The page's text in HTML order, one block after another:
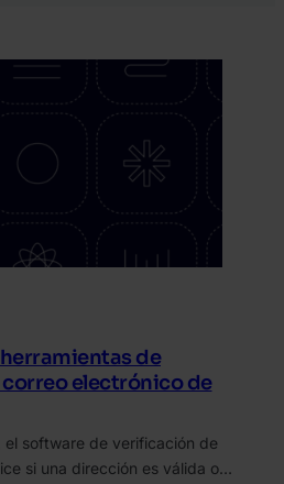
de
electrónico de
el software de verificación de
si una dirección es válida o…